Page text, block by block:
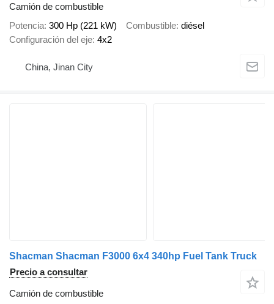
Camión de combustible
Potencia 300 Hp (221 kW) Combustible diésel
Configuración del eje 4x2
China, Jinan City
Shacman Shacman F3000 6x4 340hp Fuel Tank Truck
Precio a consultar
Camión de combustible